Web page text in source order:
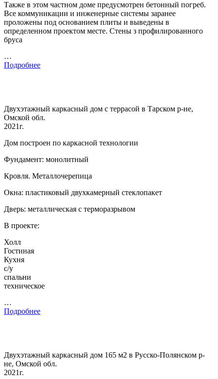
Также в этом частном доме предусмотрен бетонный погреб.
Все коммуникации и инженерные системы заранее
проложены под основанием плиты и выведены в
определенном проектом месте. Стены з профилированного
бруса
…
Подробнее
Двухэтажный каркасный дом с террасой в Тарском р-не,
Омской обл.
2021г.
Дом построен по каркасной технологии
Фундамент: монолитный
Кровля. Металлочерепица
Окна: пластиковый двухкамерный стеклопакет
Дверь: металлическая с терморазрывом
В проекте:
Холл
Гостиная
Кухня
с/у
спальни
техническое
…
Подробнее
Двухэтажный каркасный дом 165 м2 в Русско-Полянском р-
не, Омской обл.
2021г.